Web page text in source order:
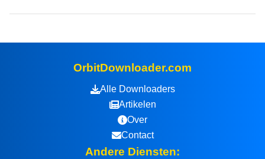
OrbitDownloader.com
Alle Downloaders
Artikelen
Over
Contact
Andere Diensten: